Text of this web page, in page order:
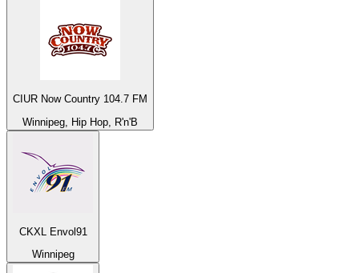
CIUR Now Country 104.7 FM
Winnipeg, Hip Hop, R'n'B
CKXL Envol91
Winnipeg